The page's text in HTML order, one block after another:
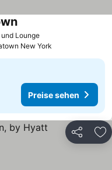
Lounge
New York
Preise sehen
Teilen